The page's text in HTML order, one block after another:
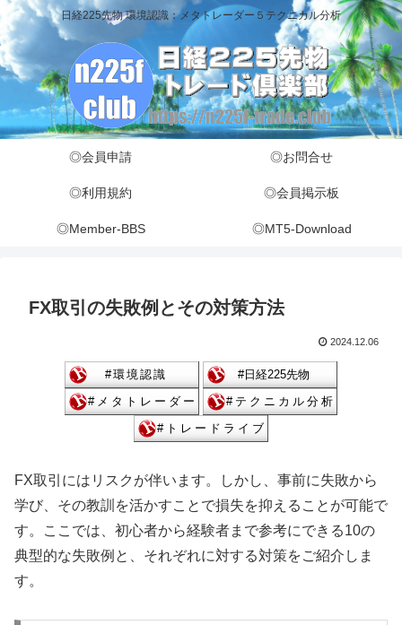
日経225先物 環境認識：メタトレーダー５テクニカル分析
◎会員申請 ◎お問合せ
◎利用規約 ◎会員掲示板
◎Member-BBS ◎MT5-Download
FX取引の失敗例とその対策方法
2024.12.06
FX取引にはリスクが伴います。しかし、事前に失敗から
学び、その教訓を活かすことで損失を抑えることが可能で
す。ここでは、初心者から経験者まで参考にできる10の
典型的な失敗例と、それぞれに対する対策をご紹介しま
す。